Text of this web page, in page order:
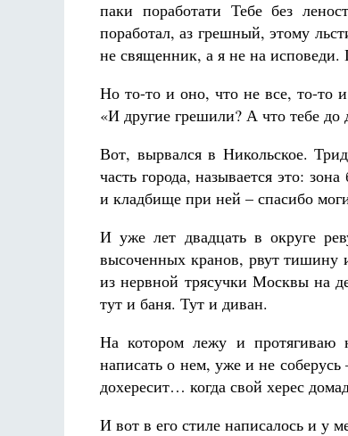
паки поработати Тебе без
поработал, аз грешный, этому
не священник, а я не на исповеди.
Но то-то и оно, что не все, то-то
«И другие грешили? А что тебе
Вот, вырвался в Никольское.
часть города, называется это:
и кладбище при ней – спасибо
И уже лет двадцать в округе
высоченных кранов, рвут тишину
из нервной трясучки Москвы на
тут и баня. Тут и диван.
На котором лежу и протягиваю
написать о нем, уже и не
дохересит… когда свой херес
И вот в его стиле написалось и у